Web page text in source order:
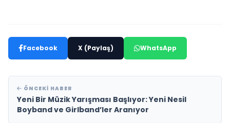
Facebook X (Paylaş) WhatsApp
ÖNCEKI HABER
Yeni Bir Müzik Yarışması Başlıyor: Yeni Nesil
Boyband ve Girlband’ler Aranıyor